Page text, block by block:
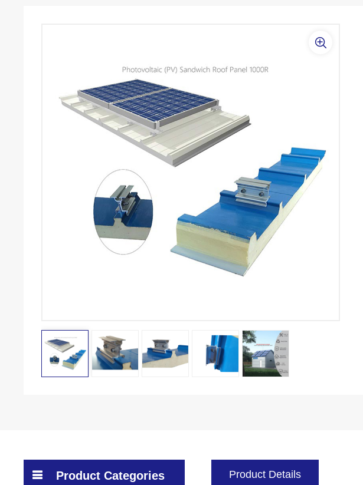
Product Details
Product Categories